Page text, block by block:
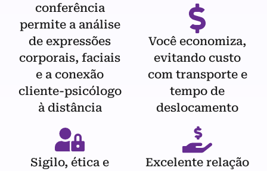
conferência
permite a análise
de expressões
corporais, faciais
e a conexão
cliente-psicólogo
à distância
Sigilo, ética e
Você economiza,
evitando custo
com transporte e
tempo de
deslocamento
Excelente relação